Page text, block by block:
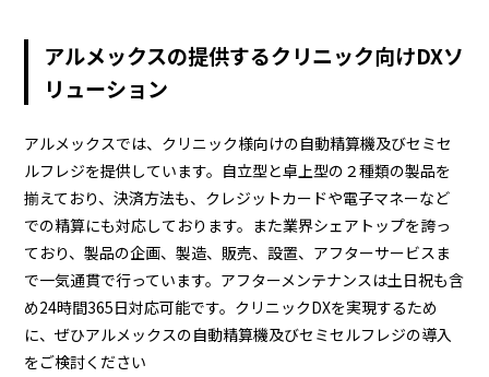
アルメックスの提供するクリニック向けDXソ
リューション
アルメックスでは、クリニック様向けの自動精算機及びセミセ
ルフレジを提供しています。自立型と卓上型の２種類の製品を
揃えており、決済方法も、クレジットカードや電子マネーなど
での精算にも対応しております。また業界シェアトップを誇っ
ており、製品の企画、製造、販売、設置、アフターサービスま
で一気通貫で行っています。アフターメンテナンスは土日祝も含
め24時間365日対応可能です。クリニックDXを実現するため
に、ぜひアルメックスの自動精算機及びセミセルフレジの導入
をご検討ください